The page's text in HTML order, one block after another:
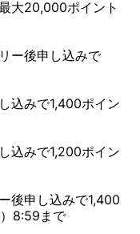
大20,000ポイント
ー後申し込みで
込みで1,400ポイン
込みで1,200ポイン
後申し込みで1,400
8:59まで